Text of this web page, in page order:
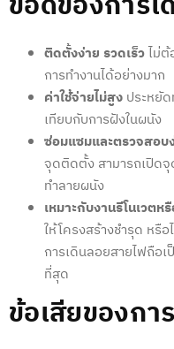
ติดตั้งง่าย รวดเร็วไม่
การทำงานได้อย่างมาก
ค่าใช้จ่ายไม่สูง ประหยั
เทียบกับการฝังในผนัง
ซ่อมแซมและตรวจสอบ
จุดติดตั้ง สามารถเปิด
ทำลายผนัง
เหมาะกับงานรีโนเวตห
ให้โครงสร้างชำรุด หรื
การเดินลอยสายไฟถือเ
ที่สุด
ข้อเสียของการ